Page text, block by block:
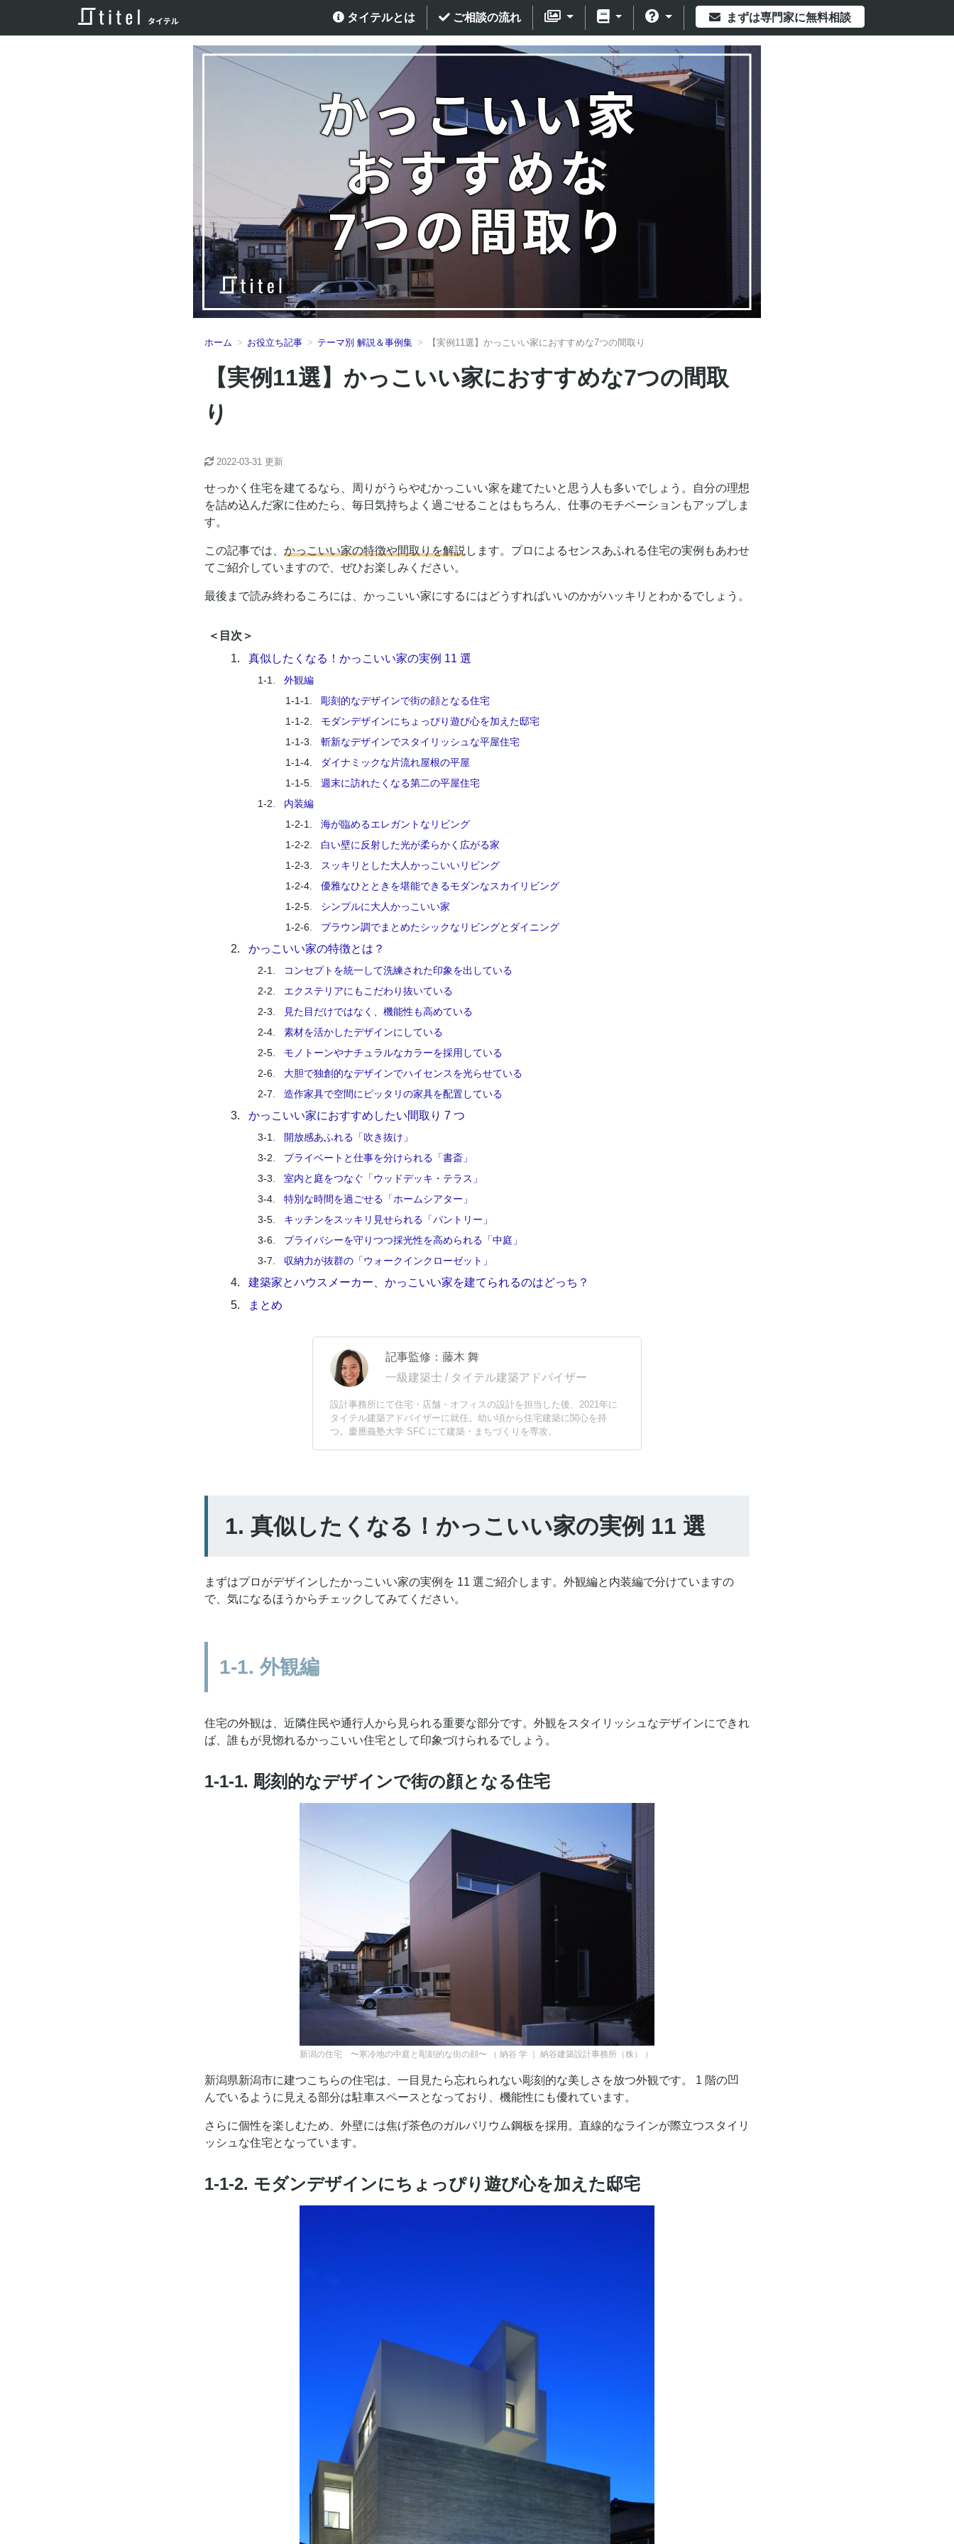
タイテルとは ご相談の流れ まずは専門家に無料相談
ホーム お役立ち記事 テーマ別 解説＆事例集 【実例11選】かっこいい家におすすめな7つの間取り
【実例11選】かっこいい家におすすめな7つの間取
り
2022-03-31 更新
せっかく住宅を建てるなら、周りがうらやむかっこいい家を建てたいと思う人も多いでしょう。自分の理想
を詰め込んだ家に住めたら、毎日気持ちよく過ごせることはもちろん、仕事のモチベーションもアップしま
す。
この記事では、 かっこいい家の特徴や間取りを解説します。プロによるセンスあふれる住宅の実例もあわせ
てご紹介していますので、ぜひお楽しみください。
最後まで読み終わるころには、かっこいい家にするにはどうすればいいのかがハッキリとわかるでしょう。
＜目次＞
1.
真似したくなる！かっこいい家の実例 11 選
1-1.
外観編
1-1-1.
彫刻的なデザインで街の顔となる住宅
1-1-2.
モダンデザインにちょっぴり遊び心を加えた邸宅
1-1-3.
斬新なデザインでスタイリッシュな平屋住宅
1-1-4.
ダイナミックな片流れ屋根の平屋
1-1-5.
週末に訪れたくなる第二の平屋住宅
1-2.
内装編
1-2-1.
海が臨めるエレガントなリビング
1-2-2.
白い壁に反射した光が柔らかく広がる家
1-2-3.
スッキリとした大人かっこいいリビング
1-2-4.
優雅なひとときを堪能できるモダンなスカイリビング
1-2-5.
シンプルに大人かっこいい家
1-2-6.
ブラウン調でまとめたシックなリビングとダイニング
2. かっこいい家の特徴とは？
2-1.
コンセプトを統一して洗練された印象を出している
2-2.
エクステリアにもこだわり抜いている
2-3.
見た目だけではなく、機能性も高めている
2-4.
素材を活かしたデザインにしている
2-5.
モノトーンやナチュラルなカラーを採用している
2-6.
大胆で独創的なデザインでハイセンスを光らせている
2-7.
造作家具で空間にピッタリの家具を配置している
3. かっこいい家におすすめしたい間取り 7 つ
3-1.
開放感あふれる「吹き抜け」
3-2.
プライベートと仕事を分けられる「書斎」
3-3.
室内と庭をつなぐ「ウッドデッキ・テラス」
3-4.
特別な時間を過ごせる「ホームシアター」
3-5.
キッチンをスッキリ見せられる「パントリー」
3-6.
プライバシーを守りつつ採光性を高められる「中庭」
3-7.
収納力が抜群の「ウォークインクローゼット」
4.
建築家とハウスメーカー、かっこいい家を建てられるのはどっち？
5.
まとめ
記事監修：藤木 舞
一級建築士 / タイテル建築アドバイザー
設計事務所にて住宅・店舗・オフィスの設計を担当した後、2021年に
タイテル建築アドバイザーに就任。幼い頃から住宅建築に関心を持
つ。慶應義塾大学 SFC にて建築・まちづくりを専攻。
1. 真似したくなる！かっこいい家の実例 11 選
まずはプロがデザインしたかっこいい家の実例を 11 選ご紹介します。外観編と内装編で分けていますの
で、気になるほうからチェックしてみてください。
1-1. 外観編
住宅の外観は、近隣住民や通行人から見られる重要な部分です。外観をスタイリッシュなデザインにできれ
ば、誰もが見惚れるかっこいい住宅として印象づけられるでしょう。
1-1-1. 彫刻的なデザインで街の顔となる住宅
新潟の住宅 〜寒冷地の中庭と彫刻的な街の顔〜 （ 納谷 学 ｜ 納谷建築設計事務所（株） ）
新潟県新潟市に建つこちらの住宅は、一目見たら忘れられない彫刻的な美しさを放つ外観です。 1 階の凹
んでいるように見える部分は駐車スペースとなっており、機能性にも優れています。
さらに個性を楽しむため、外壁には焦げ茶色のガルバリウム鋼板を採用。直線的なラインが際立つスタイリ
ッシュな住宅となっています。
1-1-2. モダンデザインにちょっぴり遊び心を加えた邸宅